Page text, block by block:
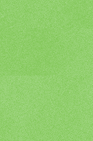
o
m
a
i
n
c
o
n
t